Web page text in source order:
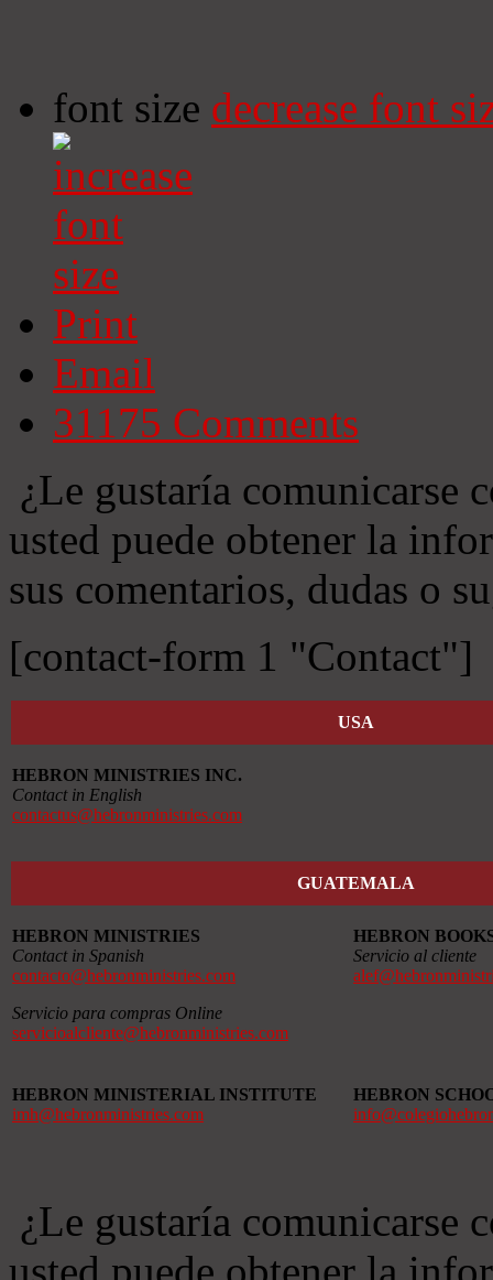
font size decrease font
Print
Email
31175 Comments
¿Le gustaría comunicarse
usted puede obtener la
sus comentarios, dudas o
[contact-form 1 "Contact"]
USA
HEBRON MINISTRIES INC.
Contact in English
contactus@hebronministries.com
GUATEMALA
HEBRON MINISTRIES
Contact in Spanish
contacto@hebronministries.com
Servicio para compras Online
servicioalcliente@hebronministries.com
HEBRON
Servicio al cliente
HEBRON MINISTERIAL INSTITUTE
imh@hebronministries.com
HEBRON
¿Le gustaría comunicarse
usted puede obtener la